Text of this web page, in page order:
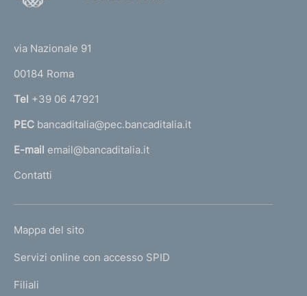
r
n
a
l
'
m
e
a
via Nazionale 91
00184 Roma
Tel +39 06 47921
PEC bancaditalia@pec.bancaditalia.it
E-mail email@bancaditalia.it
Contatti
L
N
K
Mappa del sito
Servizi online con accesso SPID
Filiali